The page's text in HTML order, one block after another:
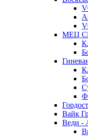
МЕЦ
Вайк
Веди -